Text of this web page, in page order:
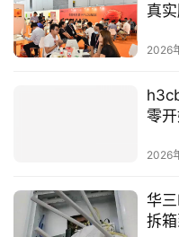
真
2026
零
2026
华
拆